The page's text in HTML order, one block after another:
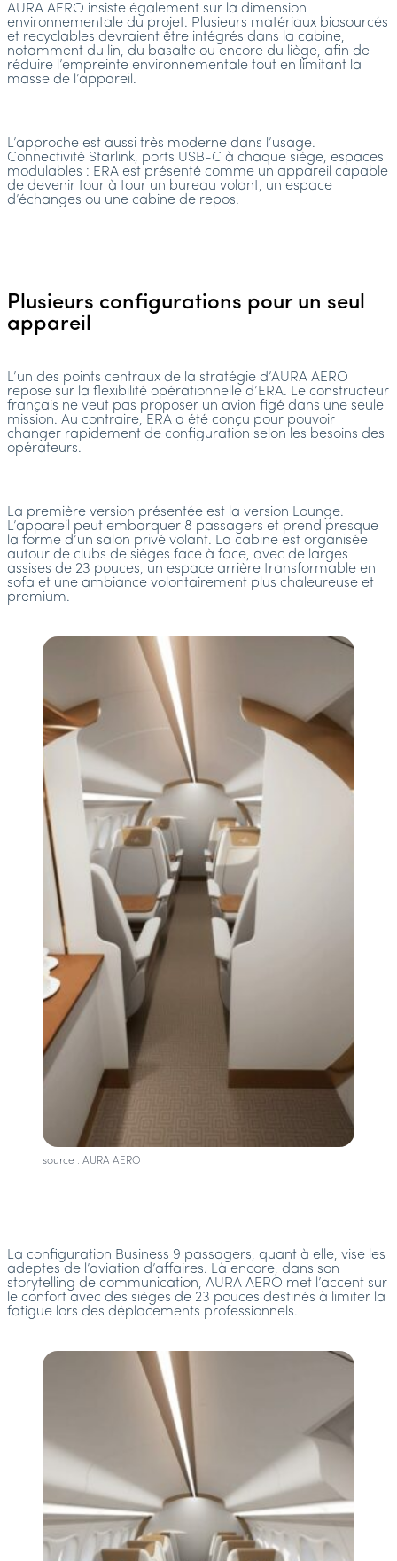
AURA AERO insiste également sur la dimension
environnementale du projet. Plusieurs matériaux biosourcés
et recyclables devraient être intégrés dans la cabine,
notamment du lin, du basalte ou encore du liège, afin de
réduire l’empreinte environnementale tout en limitant la
masse de l’appareil.
L’approche est aussi très moderne dans l’usage.
Connectivité Starlink, ports USB-C à chaque siège, espaces
modulables : ERA est présenté comme un appareil capable
de devenir tour à tour un bureau volant, un espace
d’échanges ou une cabine de repos.
Plusieurs configurations pour un seul
appareil
L’un des points centraux de la stratégie d’AURA AERO
repose sur la flexibilité opérationnelle d’ERA. Le constructeur
français ne veut pas proposer un avion figé dans une seule
mission. Au contraire, ERA a été conçu pour pouvoir
changer rapidement de configuration selon les besoins des
opérateurs.
La première version présentée est la version Lounge.
L’appareil peut embarquer 8 passagers et prend presque
la forme d’un salon privé volant. La cabine est organisée
autour de clubs de sièges face à face, avec de larges
assises de 23 pouces, un espace arrière transformable en
sofa et une ambiance volontairement plus chaleureuse et
premium.
source : AURA AERO
La configuration Business 9 passagers, quant à elle, vise les
adeptes de l’aviation d’affaires. Là encore, dans son
storytelling de communication, AURA AERO met l’accent sur
le confort avec des sièges de 23 pouces destinés à limiter la
fatigue lors des déplacements professionnels.